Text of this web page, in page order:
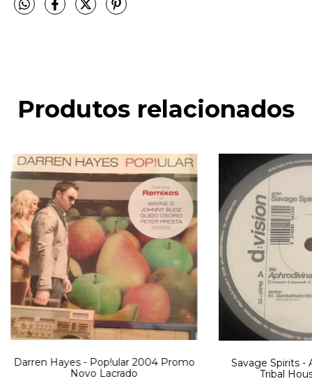
Produtos relacionados
Darren Hayes - Pop!ular 2004 Promo
Novo Lacrado
Savage Spirits -
Tribal